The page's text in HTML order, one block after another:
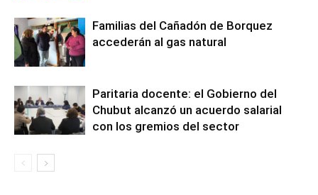
Familias del Cañadón de Borquez
accederán al gas natural
Paritaria docente: el Gobierno del
Chubut alcanzó un acuerdo salarial
con los gremios del sector